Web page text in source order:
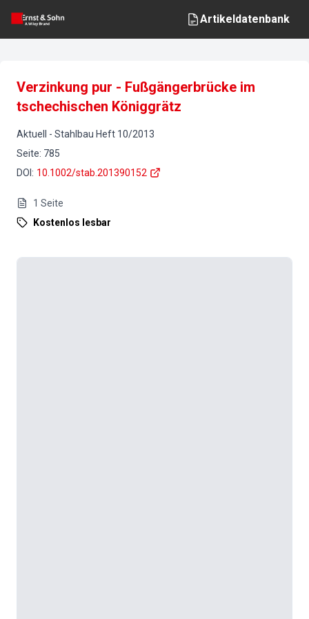
Artikeldatenbank
Verzinkung pur - Fußgängerbrücke im
tschechischen Königgrätz
Aktuell - Stahlbau Heft 10/2013
Seite: 785
DOI : 10.1002/stab.201390152
1 Seite
Kostenlos lesbar